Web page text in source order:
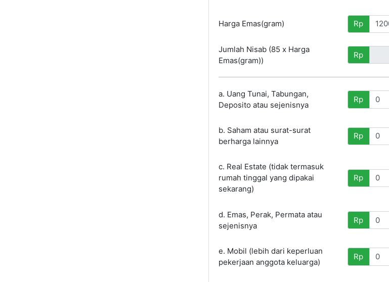
Harga Emas(gram) Rp
Jumlah Nisab (85 x Harga
Emas(gram))
Rp
a. Uang Tunai, Tabungan,
Deposito atau sejenisnya
Rp
b. Saham atau surat-surat
berharga lainnya
Rp
c. Real Estate (tidak termasuk
rumah tinggal yang dipakai
sekarang)
Rp
d. Emas, Perak, Permata atau
sejenisnya
Rp
e. Mobil (lebih dari keperluan
pekerjaan anggota keluarga)
Rp